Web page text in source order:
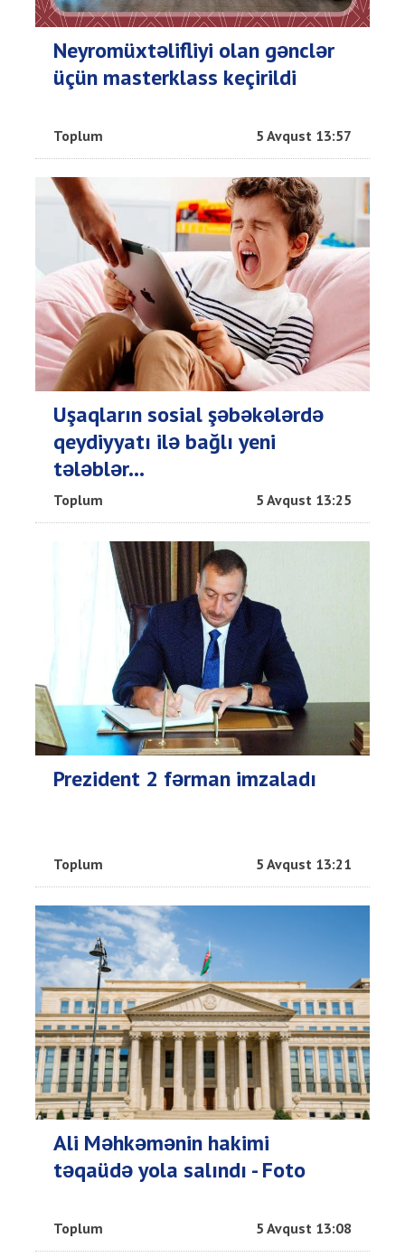
Neyromüxtəlifliyi olan gənclər
üçün masterklass keçirildi
Toplum 5 Avqust 13:57
Uşaqların sosial şəbəkələrdə
qeydiyyatı ilə bağlı yeni
tələblər...
Toplum 5 Avqust 13:25
Prezident 2 fərman imzaladı
Toplum 5 Avqust 13:21
Ali Məhkəmənin hakimi
təqaüdə yola salındı - Foto
Toplum 5 Avqust 13:08